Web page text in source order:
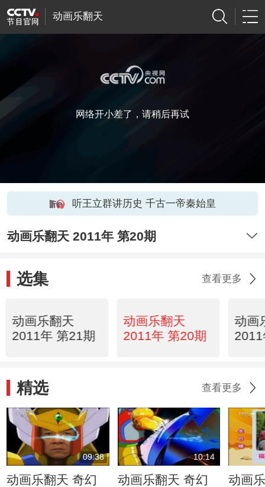
动画乐翻天
网络开小差了，请稍后再试
听王立群讲历史 千古一帝秦始皇
动画乐翻天 2011年 第20期
选集 查看更多
动画乐翻天
2011年 第21期
动画乐翻天
2011年 第20期
动画
精选 查看更多
09:38
动画乐翻天 奇幻
10:14
动画乐翻天 奇幻
动画